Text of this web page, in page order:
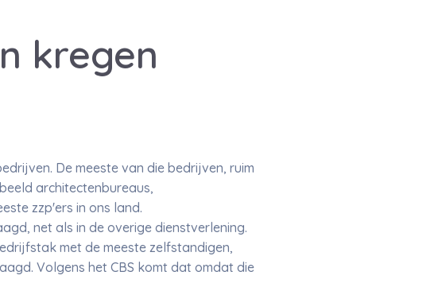
kregen
De meeste van die bedrijven, ruim
architectenbureaus,
zzp'ers in ons land.
net als in de overige dienstverlening.
met de meeste zelfstandigen,
Volgens het CBS komt dat omdat die